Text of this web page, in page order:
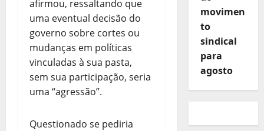
afirmou, ressaltando que
uma eventual decisão do
governo sobre cortes ou
mudanças em políticas
vinculadas à sua pasta,
sem sua participação, seria
uma “agressão”.
Questionado se pediria
movimen
to
sindical
para
agosto